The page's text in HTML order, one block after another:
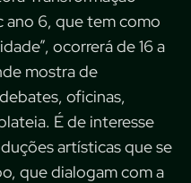
ano 6, que tem como
ocorrerá de 16 a
mostra de
oficinas,
É de interesse
artísticas que se
que dialogam com a